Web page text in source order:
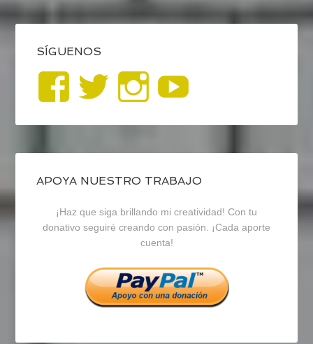
SÍGUENOS
Ver
perfil
de
blogrecursosep
en
Facebook
Ver
perfil
de
recursosep
en
Twitter
Ver
perfil
de
recursosep
en
Instagram
APOYA NUESTRO TRABAJO
¡Haz que siga brillando mi creatividad! Con tu
donativo seguiré creando con pasión. ¡Cada aporte
cuenta!